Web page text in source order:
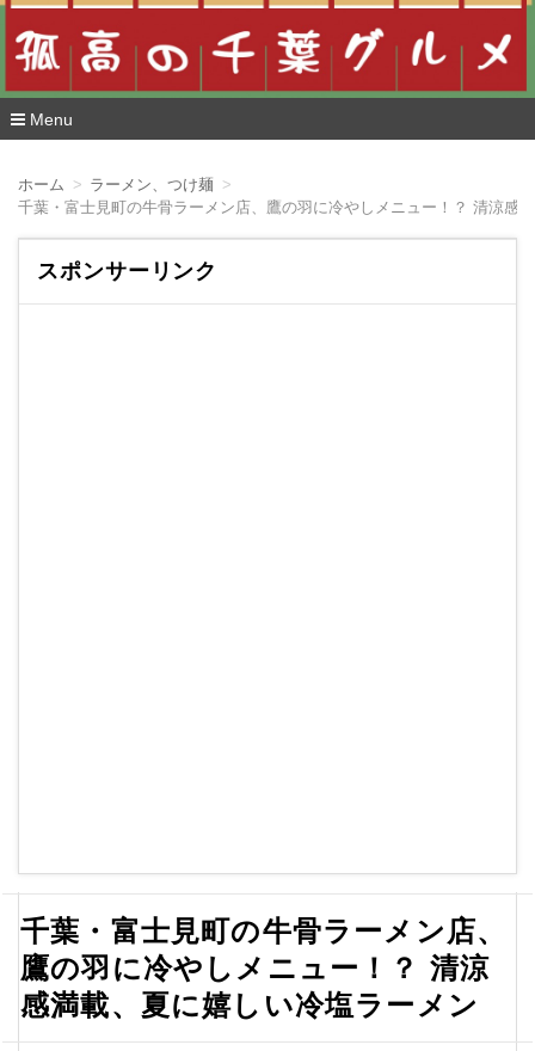
Menu
ホーム
ラーメン、つけ麺
千葉・富士見町の牛骨ラーメン店、鷹の羽に冷やしメニュー！？ 清涼感
スポンサーリンク
千葉・富士見町の牛骨ラーメン店、
鷹の羽に冷やしメニュー！？ 清涼
感満載、夏に嬉しい冷塩ラーメン